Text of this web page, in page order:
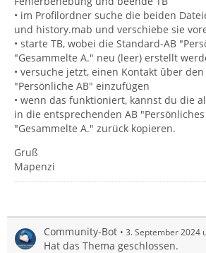
• im Profilordner suche die beiden
und history.mab und verschiebe sie
• starte TB, wobei die Standard-AB
"Gesammelte A." neu (leer) erstellt
• versuche jetzt, einen Kontakt ûber
"Persönliche AB" einzufügen
• wenn das funktioniert, kannst du die
in die entsprechenden AB
"Gesammelte A." zurück kopieren.
Gruß
Mapenzi
Community-Bot 3. September 2024
Hat das Thema geschlossen.